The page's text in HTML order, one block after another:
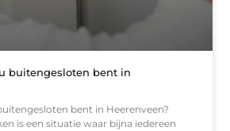
buitengesloten bent in
bent in Heerenveen?
is een situatie waar bijna iedereen